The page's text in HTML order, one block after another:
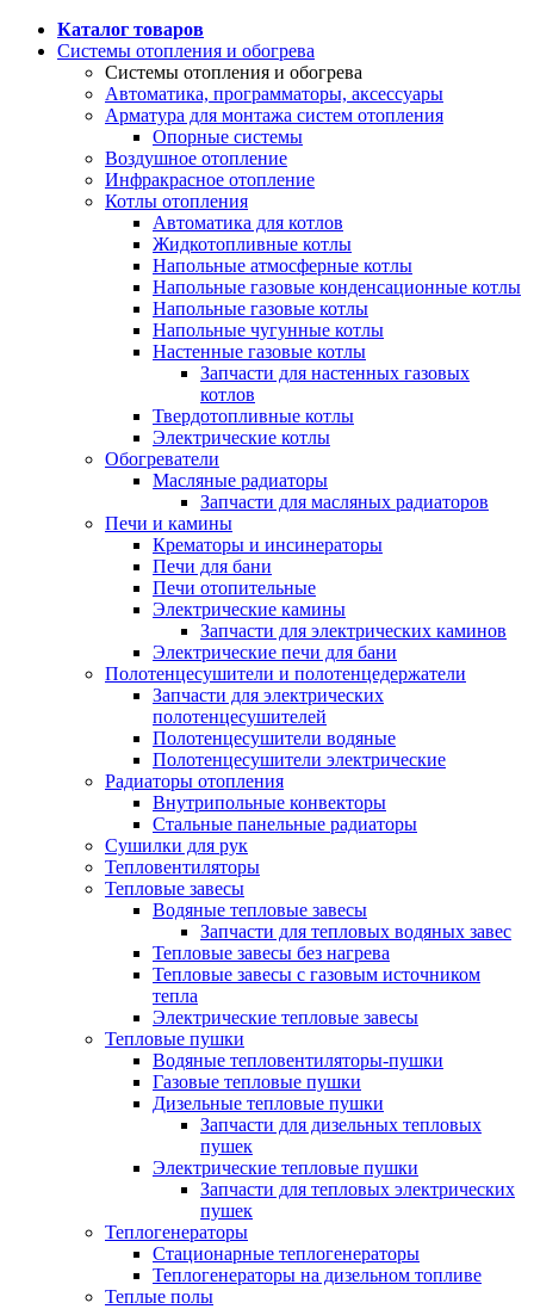
Каталог товаров
Системы отопления и обогрева
Системы отопления и обогрева
Автоматика, программаторы, аксессуары
Арматура для монтажа систем отопления
Опорные системы
Воздушное отопление
Инфракрасное отопление
Котлы отопления
Автоматика для котлов
Жидкотопливные котлы
Напольные атмосферные котлы
Напольные газовые конденсационные котлы
Напольные газовые котлы
Напольные чугунные котлы
Настенные газовые котлы
Запчасти для настенных газовых
котлов
Твердотопливные котлы
Электрические котлы
Обогреватели
Масляные радиаторы
Запчасти для масляных радиаторов
Печи и камины
Крематоры и инсинераторы
Печи для бани
Печи отопительные
Электрические камины
Запчасти для электрических каминов
Электрические печи для бани
Полотенцесушители и полотенцедержатели
Запчасти для электрических
полотенцесушителей
Полотенцесушители водяные
Полотенцесушители электрические
Радиаторы отопления
Внутрипольные конвекторы
Стальные панельные радиаторы
Сушилки для рук
Тепловентиляторы
Тепловые завесы
Водяные тепловые завесы
Запчасти для тепловых водяных завес
Тепловые завесы без нагрева
Тепловые завесы с газовым источником
тепла
Электрические тепловые завесы
Тепловые пушки
Водяные тепловентиляторы-пушки
Газовые тепловые пушки
Дизельные тепловые пушки
Запчасти для дизельных тепловых
пушек
Электрические тепловые пушки
Запчасти для тепловых электрических
пушек
Теплогенераторы
Cтационарные теплогенераторы
Теплогенераторы на дизельном топливе
Теплые полы